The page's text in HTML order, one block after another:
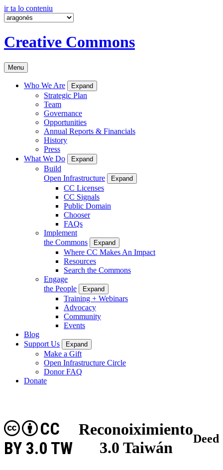
ir ta lo conteniu
Creative Commons
Menu
Who We Are Expand
Strategic Plan
Team
Governance
Opportunities
Annual Reports & Financials
History
Press
What We Do
Expand
Build
Open Infrastructure
Expand
CC Licenses
CC Signals
Public Domain
Chooser
FAQs
Implement
the Commons
Expand
Where CC Makes An Impact
Resources
Search the Commons
Engage
the People
Expand
Training + Webinars
Advocacy
Community
Events
Blog
Support Us
Expand
Make a Gift
Open Infrastructure Circle
Donor FAQ
Donate
Reconoiximiento
3.0 Taiwán
CC
BY 3.0 TW
Deed